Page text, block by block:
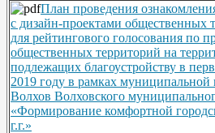
План проведения
с дизайн-проектами общественных
для рейтингового голосования по
общественных территорий на
подлежащих благоустройству в
2019 году в рамках
Волхов Волховского
«Формирование комфортной
г.г.»